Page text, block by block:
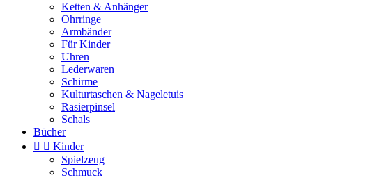
Ketten & Anhänger
Ohrringe
Armbänder
Für Kinder
Uhren
Lederwaren
Schirme
Kulturtaschen & Nageletuis
Rasierpinsel
Schals
Bücher
  Kinder
Spielzeug
Schmuck